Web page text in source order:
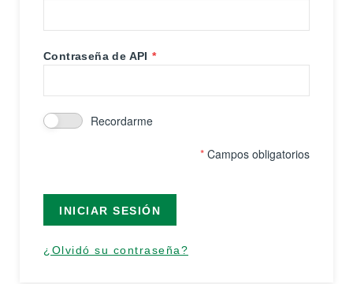
Contraseña de API
Recordarme
* Campos obligatorios
INICIAR SESIÓN
¿Olvidó su contraseña?